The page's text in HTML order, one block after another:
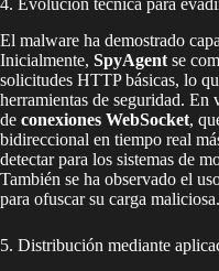
4. Evolución técnica para
El malware ha demostrado
Inicialmente, SpyAgent se
solicitudes HTTP básicas, lo
herramientas de seguridad. En
de conexiones WebSocket,
bidireccional en tiempo real
detectar para los sistemas de
También se ha observado el
para ofuscar su carga maliciosa.
5. Distribución mediante